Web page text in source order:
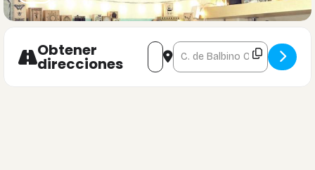
Obtener
direcciones
Address - Taller de Mixed media
Destination Address - Taller